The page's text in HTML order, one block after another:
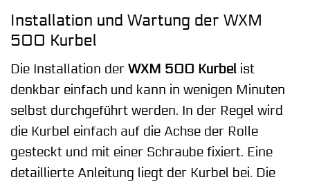
Installation und Wartung der WXM
500 Kurbel
Die Installation der WXM 500 Kurbel ist
denkbar einfach und kann in wenigen Minuten
selbst durchgeführt werden. In der Regel wird
die Kurbel einfach auf die Achse der Rolle
gesteckt und mit einer Schraube fixiert. Eine
detaillierte Anleitung liegt der Kurbel bei. Die